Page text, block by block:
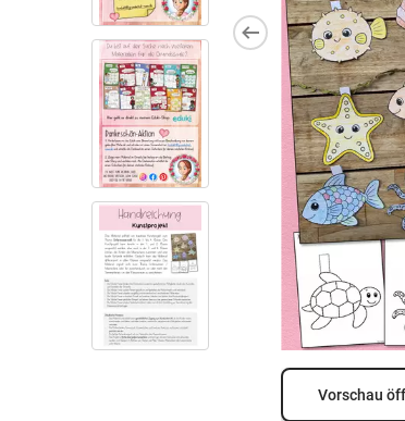
Vorschau